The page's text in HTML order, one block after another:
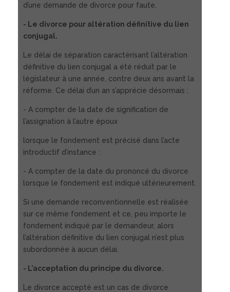
d’une demande de divorce pour faute.
- Le divorce pour altération définitive du lien
conjugal.
Le délai de séparation caractérisant l’altération
définitive du lien conjugal a été réduit par le
législateur à une année, contre deux ans avant la
réforme. Ce délai d’un an s’apprécie désormais :
- A compter de la date de signification de
l’assignation à l’autre époux
lorsque le fondement est précisé dans l’acte
introductif d’instance :
- A compter de la date du prononcé du divorce
lorsque le fondement est indiqué ultérieurement.
Si une demande reconventionnelle est réalisée
sur ce même fondement et ce, peu importe le
fondement indiqué par le demandeur, alors
l’altération définitive du lien conjugal n’est plus
subordonnée à aucun délai.
- L’acceptation du principe du divorce.
Le divorce accepté est un cas de divorce